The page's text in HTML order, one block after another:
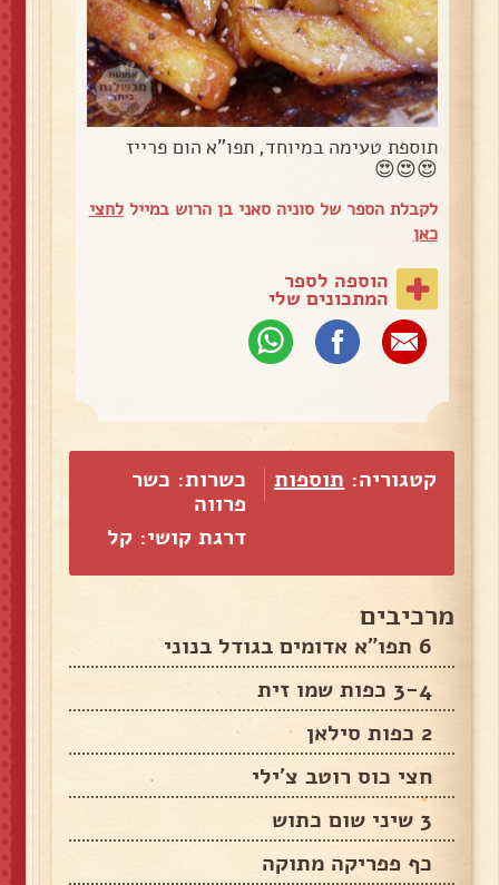
תוספת טעימה במיוחד, תפו"א הום פרייז
😍😍😍
לקבלת הספר של סוניה סאני בן הרוש במייללחצי
כאן
הוספה לספר
המתכונים שלי
קטגוריה: תוספות
כשרות: כשר
פרווה
דרגת קושי: קל
מרכיבים
6 תפו"א אדומים בגודל בנוני
3-4 כפות שמו זית
2 כפות סילאן
חצי כוס רוטב צ'ילי
3 שיני שום כתוש
כף פפריקה מתוקה